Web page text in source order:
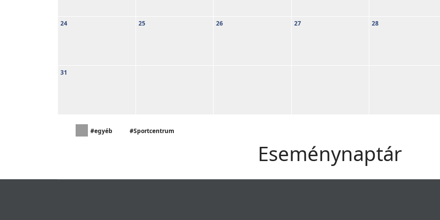
24 25 26 27 28
31
#egyéb #Sportcentrum
Eseménynaptár